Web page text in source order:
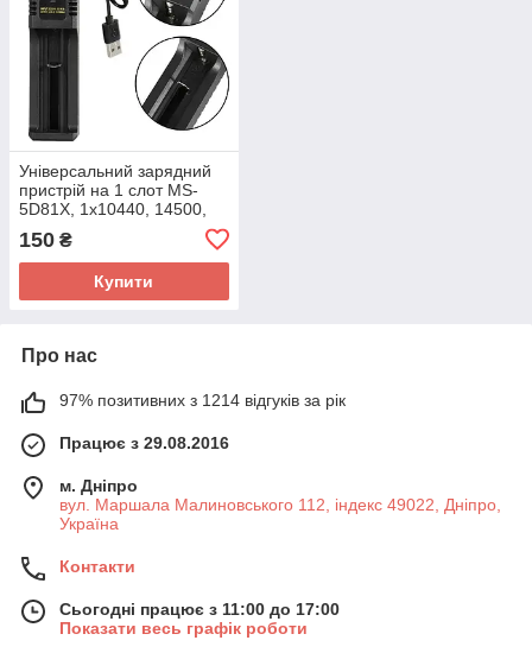
Універсальний зарядний
пристрій на 1 слот MS-
5D81X, 1х10440, 14500,
18500, 18650
150 ₴
Купити
Про нас
97% позитивних з 1214 відгуків за рік
Працює з 29.08.2016
м. Дніпро
вул. Маршала Малиновського 112, індекс 49022, Дніпро,
Україна
Контакти
Сьогодні працює з 11:00 до 17:00
Показати весь графік роботи